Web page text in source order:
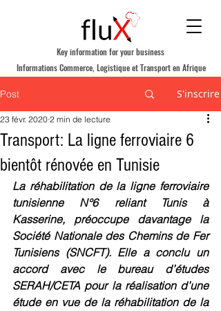
Informations Commerce, Logistique et Transport en Afrique
Key information for your business
Post S'inscrire
Transport: La ligne ferroviaire 6
bientôt rénovée en Tunisie
23 févr. 2020 2 min de lecture
La réhabilitation de la ligne ferroviaire
tunisienne N°6 reliant Tunis à
Kasserine, préoccupe davantage la
Société Nationale des Chemins de Fer
Tunisiens (SNCFT). Elle a conclu un
accord avec le bureau d’études
SERAH/CETA pour la réalisation d’une
étude en vue de la réhabilitation de la